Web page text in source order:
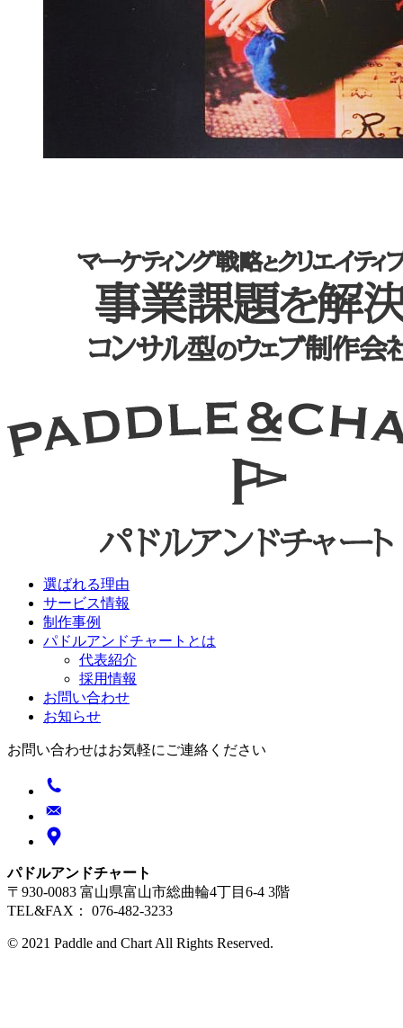
選ばれる理由
サービス情報
制作事例
パドルアンドチャートとは
代表紹介
採用情報
お問い合わせ
お知らせ
お問い合わせはお気軽にご連絡ください
パドルアンドチャート
〒930-0083 富山県富山市総曲輪4丁目6-4 3階
TEL&FAX： 076-482-3233
© 2021 Paddle and Chart All Rights Reserved.